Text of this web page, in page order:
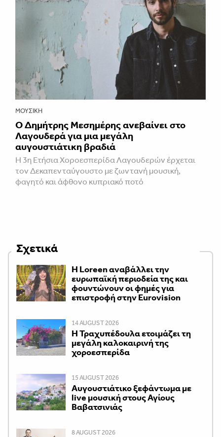
ΜΟΥΣΙΚΉ
Ο Δημήτρης Μεσημέρης ανεβαίνει στο
Λαγουδερά για μια μεγάλη
αυγουστιάτικη βραδιά
Η 3η Ετήσια Χοροεσπερίδα Λαγουδερών έρχεται
τον Δεκαπενταύγουστο με ζωντανή μουσική,
φαγητό και άφθονο κυπριακό ποτό
Σχετικά
Η Loreen αναβάλλει την
ευρωπαϊκή περιοδεία της και
φουντώνουν οι φημές για
επιστροφή στην Eurovision
14 AUGUST 2026
Η Τραχυπέδουλα ετοιμάζει τη
μεγάλη καλοκαιρινή της
χοροεσπερίδα
15 AUGUST 2026
Αυγουστιάτικο ξεφάντωμα με
live μουσική στους Αγίους
Βαβατσινιάς
8 AUGUST 2026